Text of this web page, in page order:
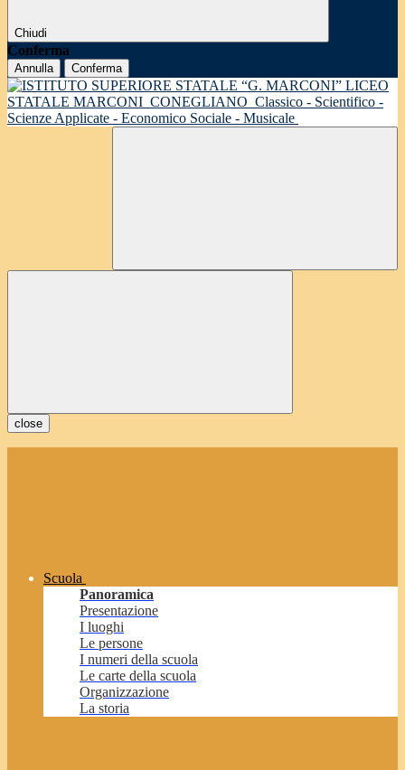
Chiudi
Conferma
Annulla Conferma
LICEO
STATALE MARCONI CONEGLIANO Classico - Scientifico -
Scienze Applicate - Economico Sociale - Musicale
close
Scuola
Panoramica
Presentazione
I luoghi
Le persone
I numeri della scuola
Le carte della scuola
Organizzazione
La storia